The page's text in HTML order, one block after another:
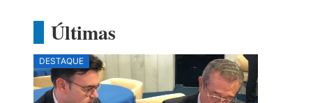
Últimas
DESTAQUE